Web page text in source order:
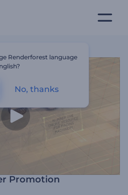
Promotion
Renderforest language
No, thanks